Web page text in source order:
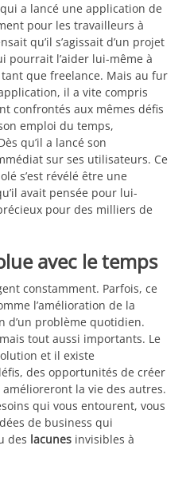
a lancé une application de
pour les travailleurs à
qu’il s’agissait d’un projet
pourrait l’aider lui-même à
que freelance. Mais au fur
il a vite compris
confrontés aux mêmes défis
emploi du temps,
qu’il a lancé son
sur ses utilisateurs. Ce
s’est révélé être une
avait pensée pour lui-
pour des milliers de
avec le temps
constamment. Parfois, ce
l’amélioration de la
d’un problème quotidien.
tout aussi importants. Le
et il existe
des opportunités de créer
la vie des autres.
qui vous entourent, vous
de business qui
des lacunes invisibles à